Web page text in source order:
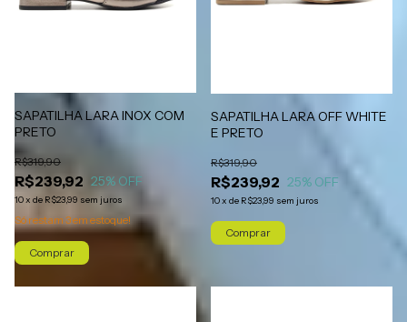
SAPATILHA LARA INOX COM
PRETO
R$239,92
R$319,90
25% OFF
10x de R$23,99 sem juros
Só restam 3em estoque!
Comprar
SAPATILHA LARA OFF WHITE
E PRETO
R$239,92
R$319,90
25% OFF
10x de R$23,99 sem juros
Comprar